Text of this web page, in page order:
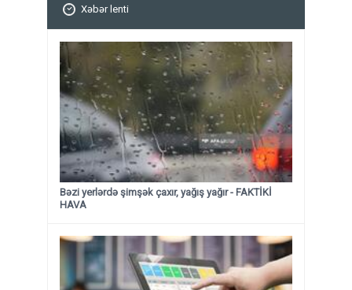
Xəbər lenti
Bəzi yerlərdə şimşək çaxır, yağış yağır - FAKTİKİ
HAVA